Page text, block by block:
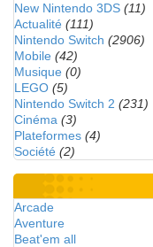
New Nintendo 3DS (11)
Actualité (111)
Nintendo Switch (2906)
Mobile (42)
Musique (0)
LEGO (5)
Nintendo Switch 2 (231)
Cinéma (3)
Plateformes (4)
Société (2)
Arcade
Aventure
Beat'em all